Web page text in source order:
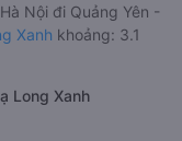
Nội đi Quảng Yên -
Xanh khoảng: 3.1
Long Xanh